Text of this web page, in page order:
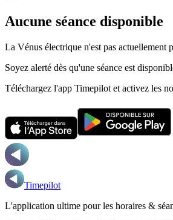
Aucune séance disponible
La Vénus électrique n'est pas actuellement
Soyez alerté dès qu'une séance est
Téléchargez l'app Timepilot et activez les
Timepilot
L'application ultime pour les horaires &